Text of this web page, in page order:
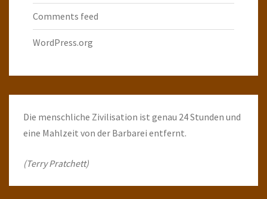
Comments feed
WordPress.org
Die menschliche Zivilisation ist genau 24 Stunden und
eine Mahlzeit von der Barbarei entfernt.
(Terry Pratchett)